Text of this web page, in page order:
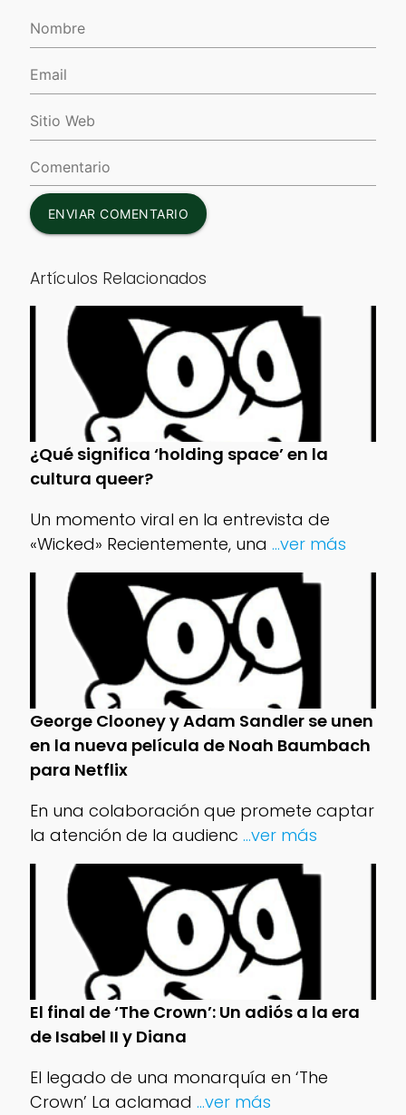
ENVIAR COMENTARIO
Artículos Relacionados
¿Qué significa ‘holding space’ en la
cultura queer?
Un momento viral en la entrevista de
«Wicked» Recientemente, una ...ver más
George Clooney y Adam Sandler se unen
en la nueva película de Noah Baumbach
para Netflix
En una colaboración que promete captar
la atención de la audienc ...ver más
El final de ‘The Crown’: Un adiós a la era
de Isabel II y Diana
El legado de una monarquía en ‘The
Crown’ La aclamad ...ver más